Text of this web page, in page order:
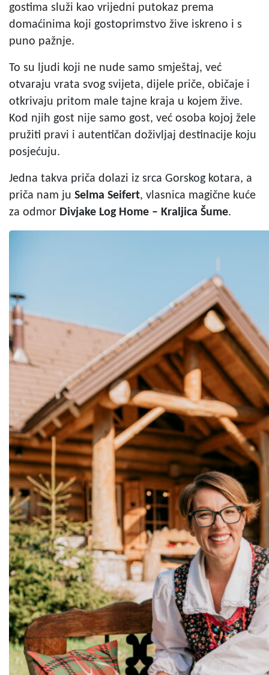
gostima služi kao vrijedni putokaz prema
domaćinima koji gostoprimstvo žive iskreno i s
puno pažnje.
To su ljudi koji ne nude samo smještaj, već
otvaraju vrata svog svijeta, dijele priče, običaje i
otkrivaju pritom male tajne kraja u kojem žive.
Kod njih gost nije samo gost, već osoba kojoj žele
pružiti pravi i autentičan doživljaj destinacije koju
posjećuju.
Jedna takva priča dolazi iz srca Gorskog kotara, a
priča nam ju Selma Seifert, vlasnica magične kuće
za odmor Divjake Log Home – Kraljica Šume.